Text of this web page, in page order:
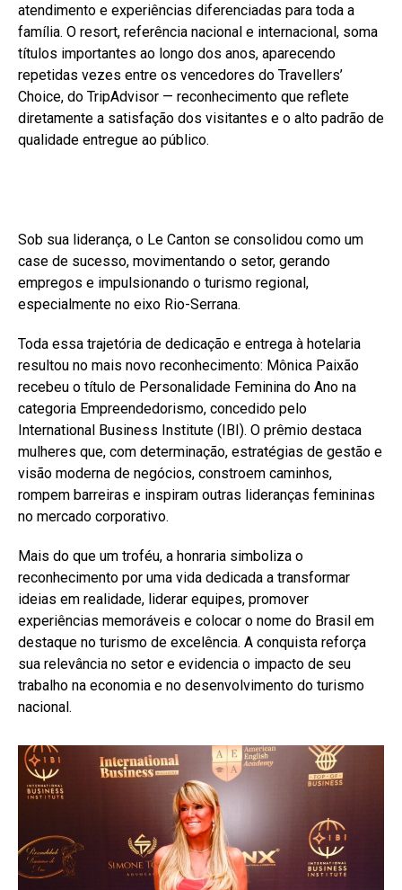
atendimento e experiências diferenciadas para toda a
família. O resort, referência nacional e internacional, soma
títulos importantes ao longo dos anos, aparecendo
repetidas vezes entre os vencedores do Travellers’
Choice, do TripAdvisor — reconhecimento que reflete
diretamente a satisfação dos visitantes e o alto padrão de
qualidade entregue ao público.
Sob sua liderança, o Le Canton se consolidou como um
case de sucesso, movimentando o setor, gerando
empregos e impulsionando o turismo regional,
especialmente no eixo Rio-Serrana.
Toda essa trajetória de dedicação e entrega à hotelaria
resultou no mais novo reconhecimento: Mônica Paixão
recebeu o título de Personalidade Feminina do Ano na
categoria Empreendedorismo, concedido pelo
International Business Institute (IBI). O prêmio destaca
mulheres que, com determinação, estratégias de gestão e
visão moderna de negócios, constroem caminhos,
rompem barreiras e inspiram outras lideranças femininas
no mercado corporativo.
Mais do que um troféu, a honraria simboliza o
reconhecimento por uma vida dedicada a transformar
ideias em realidade, liderar equipes, promover
experiências memoráveis e colocar o nome do Brasil em
destaque no turismo de excelência. A conquista reforça
sua relevância no setor e evidencia o impacto de seu
trabalho na economia e no desenvolvimento do turismo
nacional.